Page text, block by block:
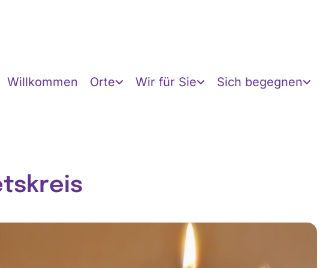
Willkommen Orte Wir für Sie Sich begegnen